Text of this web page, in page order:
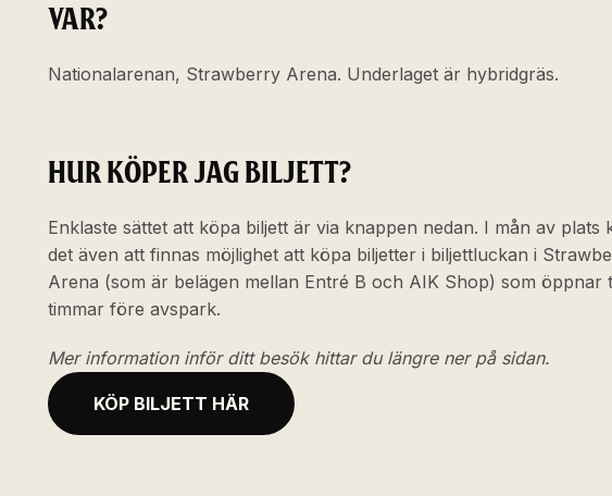
VAR?
Nationalarenan, Strawberry Arena. Underlaget är hybridgräs.
HUR KÖPER JAG BILJETT?
Enklaste sättet att köpa biljett är via knappen nedan. I mån av plats
det även att finnas möjlighet att köpa biljetter i biljettluckan i
Arena (som är belägen mellan Entré B och AIK Shop) som öppnar
timmar före avspark.
Mer information inför ditt besök hittar du längre ner på sidan.
KÖP BILJETT HÄR